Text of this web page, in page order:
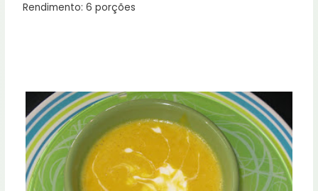
Rendimento: 6 porções